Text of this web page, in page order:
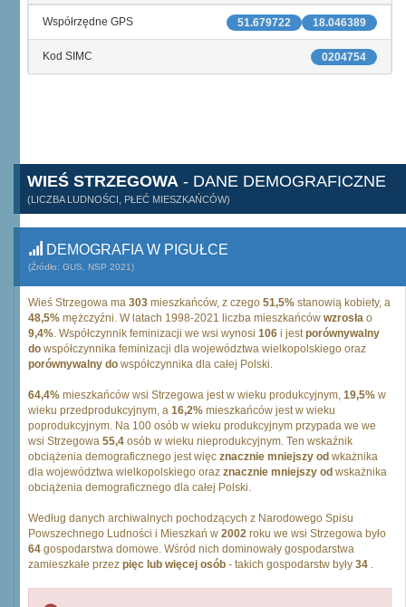
18.046389
51.679722
Współrzędne GPS
0204754
Kod SIMC
WIEŚ STRZEGOWA - DANE DEMOGRAFICZNE
(LICZBA LUDNOŚCI, PŁEĆ MIESZKAŃCÓW)
DEMOGRAFIA W PIGUŁCE
(Źródło: GUS, NSP 2021)
Wieś Strzegowa ma 303 mieszkańców, z czego 51,5% stanowią kobiety, a
48,5% mężczyźni. W latach 1998-2021 liczba mieszkańców wzrosła o
9,4%. Współczynnik feminizacji we wsi wynosi 106 i jestporównywalny
do współczynnika feminizacji dla województwa wielkopolskiego oraz
porównywalny do współczynnika dla całej Polski.
64,4% mieszkańców wsi Strzegowa jest w wieku produkcyjnym, 19,5% w
wieku przedprodukcyjnym, a 16,2% mieszkańców jest w wieku
poprodukcyjnym. Na 100 osób w wieku produkcyjnym przypada we we
wsi Strzegowa 55,4 osób w wieku nieprodukcyjnym. Ten wskaźnik
obciążenia demograficznego jest więc znacznie mniejszy od wkażnika
dla województwa wielkopolskiego oraz znacznie mniejszy od wskażnika
obciążenia demograficznego dla całej Polski.
Według danych archiwalnych pochodzących z Narodowego Spisu
Powszechnego Ludności i Mieszkań w 2002 roku we wsi Strzegowa było
64 gospodarstwa domowe. Wśród nich dominowały gospodarstwa
zamieszkałe przez pięc lub więcej osób - takich gospodarstw były 34 .